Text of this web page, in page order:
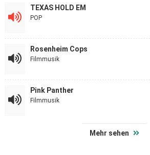
TEXAS HOLD EM
POP
Rosenheim Cops
Filmmusik
Pink Panther
Filmmusik
Mehr sehen